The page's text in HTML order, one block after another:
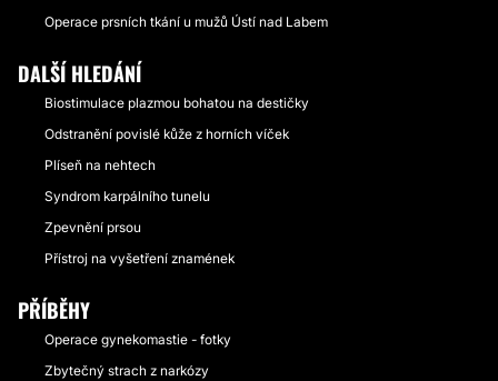
Operace prsních tkání u mužů Ústí nad Labem
DALŠÍ HLEDÁNÍ
Biostimulace plazmou bohatou na destičky
Odstranění povislé kůže z horních víček
Plíseň na nehtech
Syndrom karpálního tunelu
Zpevnění prsou
Přístroj na vyšetření znamének
PŘÍBĚHY
Operace gynekomastie - fotky
Zbytečný strach z narkózy